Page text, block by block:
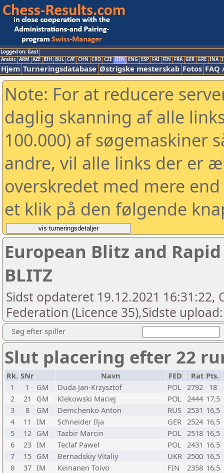
Logged on: Gast
Arabic ARM AZE BIH BUL CAT CHN CRO CZE DEN ENG ESP FAI FIN FRA GER GRE INA
Hjem Turneringsdatabase Østrigske mesterskab Fotos FAQ
Note: For at reducere
daglig skanning af alle
100.000) af søgemaskiner
andre, vil alle links der er
overskredet med mere
et klik på den følgende
European Blitz and
BLITZ
Sidst opdateret 19.12.2021 16:31:22,
Federation (Licence 35),Sidste
Søg efter spiller
Slut placering efter 22
Rk. SNr Navn FED Rat Pts.
1
1 GM Duda Jan-Krzysztof POL 2792
18
2
21 GM Klekowski Maciej POL 2444 17,5
3
8 GM Demchenko Anton RUS 2531 16,5
4
11 IM Schneider Ilja GER 2524 16,5
5
12 GM Tazbir Marcin POL 2518 16,5
6
23 IM Teclaf Pawel POL 2431 16,5
7
15 GM Bernadskiy Vitaliy UKR 2500 16,5
8
37 IM Keinanen Toivo FIN 2358 16,5